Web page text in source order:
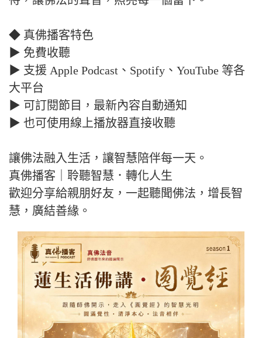
◆ 真佛播客特色
▶ 免費收聽
▶ 支援 Apple Podcast、Spotify、YouTube 等各
大平台
▶ 可訂閱節目，最新內容自動通知
▶ 也可使用線上播放器直接收聽
讓佛法融入生活，讓智慧陪伴每一天。
真佛播客｜聆聽智慧．轉化人生
歡迎分享給親朋好友，一起聽聞佛法，增長智
慧，廣結善緣。